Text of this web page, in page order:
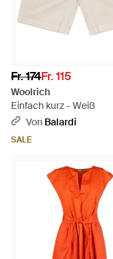
Fr. 174Fr. 115
Woolrich
Einfach kurz - Weiß
Von Balardi
SALE